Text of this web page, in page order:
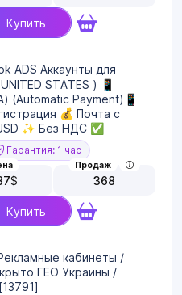
Купить
ADS Аккаунты для
STATES ) 📱
Payment)📱
💰 Почта с
✨ Без НДС ✅
Гарантия: 1 час
$
Продаж
368
Купить
кабинеты /
ГЕО Украины /